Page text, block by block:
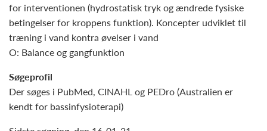
for interventionen (hydrostatisk tryk og ændrede fysiske
betingelser for kroppens funktion). Koncepter udviklet til
træning i vand kontra øvelser i vand
O: Balance og gangfunktion
Søgeprofil
Der søges i PubMed, CINAHL og PEDro (Australien er
kendt for bassinfysioterapi)